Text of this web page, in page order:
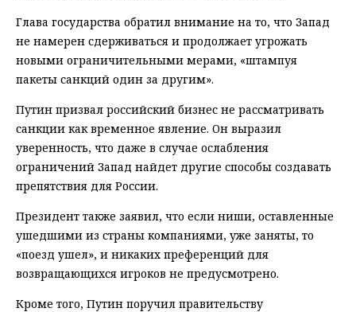
Глава государства обратил внимание на то, что Запад
не намерен сдерживаться и продолжает угрожать
новыми ограничительными мерами, «штампуя
пакеты санкций один за другим».
Путин призвал российский бизнес не рассматривать
санкции как временное явление. Он выразил
уверенность, что даже в случае ослабления
ограничений Запад найдет другие способы создавать
препятствия для России.
Президент также заявил, что если ниши, оставленные
ушедшими из страны компаниями, уже заняты, то
«поезд ушел», и никаких преференций для
возвращающихся игроков не предусмотрено.
Кроме того, Путин поручил правительству